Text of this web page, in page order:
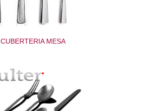
CUBERTERIA MESA